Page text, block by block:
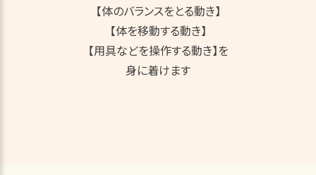
【体のバランスをとる動き】
【体を移動する動き】
【用具などを操作する動き】を
身に着けます